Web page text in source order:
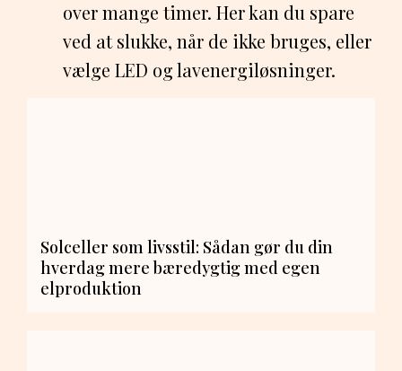
over mange timer. Her kan du spare
ved at slukke, når de ikke bruges, eller
vælge LED og lavenergiløsninger.
Solceller som livsstil: Sådan gør du din
hverdag mere bæredygtig med egen
elproduktion